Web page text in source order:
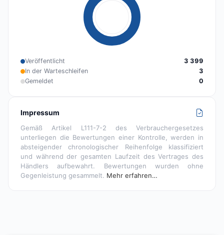
Veröffentlicht
3 399
In der Warteschleifen
3
Gemeldet
0
Impressum
Gemäß Artikel L111-7-2 des Verbrauchergesetzes
unterliegen die Bewertungen einer Kontrolle, werden in
absteigender chronologischer Reihenfolge klassifiziert
und während der gesamten Laufzeit des Vertrages des
Händlers aufbewahrt. Bewertungen wurden ohne
Gegenleistung gesammelt. Mehr erfahren…